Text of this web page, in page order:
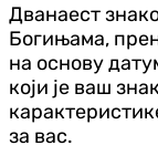
Дванаест
Богињама,
на основу
који је ваш
за вас.